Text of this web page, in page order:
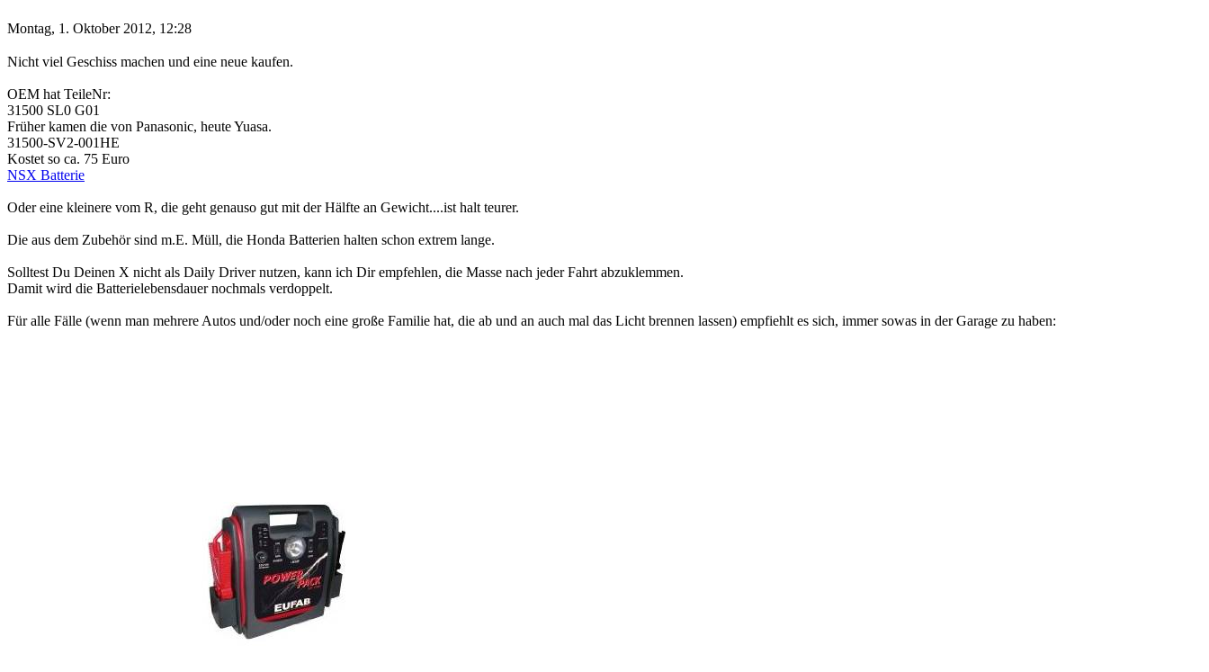
Montag, 1. Oktober 2012, 12:28
Nicht viel Geschiss machen und eine neue kaufen.
OEM hat TeileNr:
31500 SL0 G01
Früher kamen die von Panasonic, heute Yuasa.
31500-SV2-001HE
Kostet so ca. 75 Euro
NSX Batterie
Oder eine kleinere vom R, die geht genauso gut mit der Hälfte an Gewicht....ist halt teurer.
Die aus dem Zubehör sind m.E. Müll, die Honda Batterien halten schon extrem lange.
Solltest Du Deinen X nicht als Daily Driver nutzen, kann ich Dir empfehlen, die Masse nach jeder Fahrt abzuklemmen.
Damit wird die Batterielebensdauer nochmals verdoppelt.
Für alle Fälle (wenn man mehrere Autos und/oder noch eine große Familie hat, die ab und an auch mal das Licht brennen lassen) empfiehlt es sich, immer sowas in der Garage zu haben: